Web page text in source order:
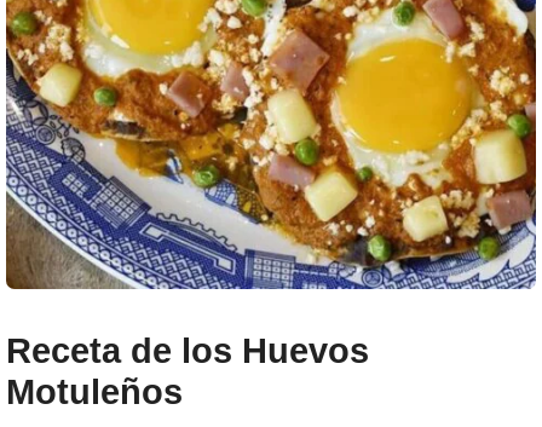
Receta de los Huevos
Motuleños